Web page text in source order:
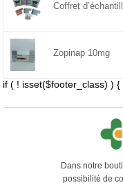
Coffret
Zopinap 10mg
if ( ! isset($footer_class) )
Dans notre
possibilité de